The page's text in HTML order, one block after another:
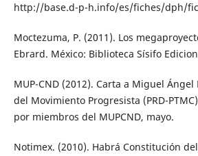
http://base.d-p-h.info/es/fiches/dph/
Moctezuma, P. (2011). Los
Ebrard. México: Biblioteca Sísifo
MUP-CND (2012). Carta a Miguel
del Movimiento Progresista (PRD-
por miembros del MUPCND, mayo.
Notimex. (2010). Habrá Constitución